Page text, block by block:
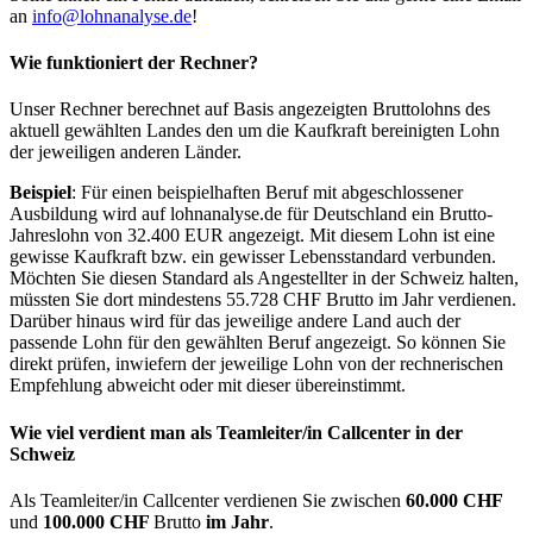
an info@lohnanalyse.de!
Wie funktioniert der Rechner?
Unser Rechner berechnet auf Basis angezeigten Bruttolohns des
aktuell gewählten Landes den um die Kaufkraft bereinigten Lohn
der jeweiligen anderen Länder.
Beispiel: Für einen beispielhaften Beruf mit abgeschlossener
Ausbildung wird auf lohnanalyse.de für Deutschland ein Brutto-
Jahreslohn von 32.400 EUR angezeigt. Mit diesem Lohn ist eine
gewisse Kaufkraft bzw. ein gewisser Lebensstandard verbunden.
Möchten Sie diesen Standard als Angestellter in der Schweiz halten,
müssten Sie dort mindestens 55.728 CHF Brutto im Jahr verdienen.
Darüber hinaus wird für das jeweilige andere Land auch der
passende Lohn für den gewählten Beruf angezeigt. So können Sie
direkt prüfen, inwiefern der jeweilige Lohn von der rechnerischen
Empfehlung abweicht oder mit dieser übereinstimmt.
Wie viel verdient man als Teamleiter/in Callcenter in der
Schweiz
Als Teamleiter/in Callcenter verdienen Sie zwischen 60.000 CHF
und 100.000 CHF Brutto im Jahr.